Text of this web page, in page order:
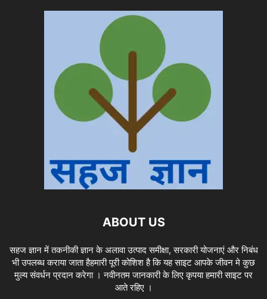
ABOUT US
सहज ज्ञान में तकनीकी ज्ञान के अलावा उत्पाद समीक्षा, सरकारी योजनाएं और निबंध
भी उपलब्ध कराया जाता हैहमारी पूरी कोशिश है कि यह साइट आपके जीवन मे कुछ
मुल्य संवर्धन प्रदान करेगा । नवीनतम जानकारी के लिए कृपया हमारी साइट पर
आते रहिए ।